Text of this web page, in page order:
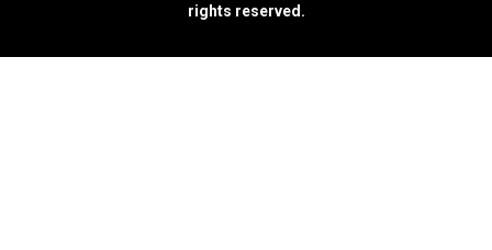
rights reserved.